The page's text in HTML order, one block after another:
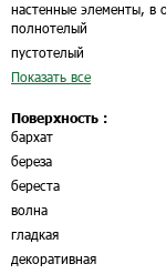
настенные элементы, в
полнотелый
пустотелый
Показать все
Поверхность :
бархат
береза
береста
волна
гладкая
декоративная